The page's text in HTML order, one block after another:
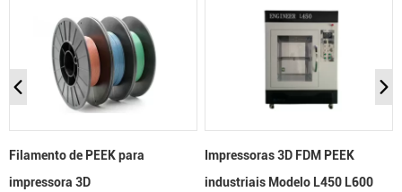
Filamento de PEEK para
impressora 3D
Impressoras 3D FDM PEEK
industriais Modelo L450 L600